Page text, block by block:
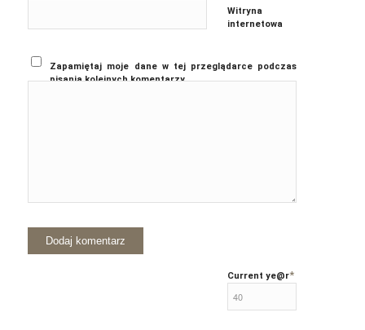
Witryna
internetowa
Zapamiętaj moje dane w tej przeglądarce podczas
pisania kolejnych komentarzy.
Current ye@r*